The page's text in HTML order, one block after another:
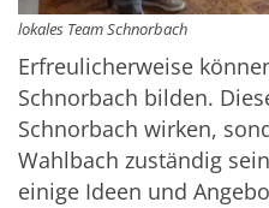
lokales Team Schnorbach
Erfreulicherweise
Schnorbach bilden.
Schnorbach wirken,
Wahlbach zuständig
einige Ideen und